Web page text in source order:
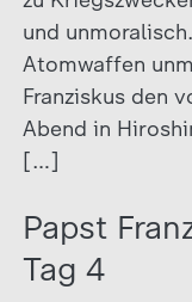
und
Atomwaffen
Franziskus den
Abend in
[…]
Papst
Tag 4